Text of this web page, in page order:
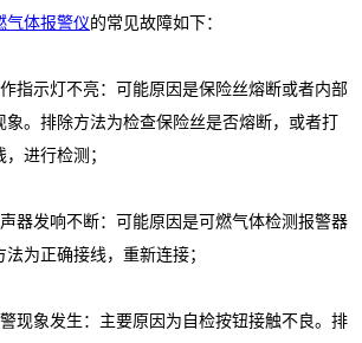
气体报警仪的常见故障如下：
指示灯不亮：可能原因是保险丝熔断或者内部
象。排除方法为检查保险丝是否熔断，或者打
进行检测；
器发响不断：可能原因是可燃气体检测报警器
为正确接线，重新连接；
现象发生：主要原因为自检按钮接触不良。排